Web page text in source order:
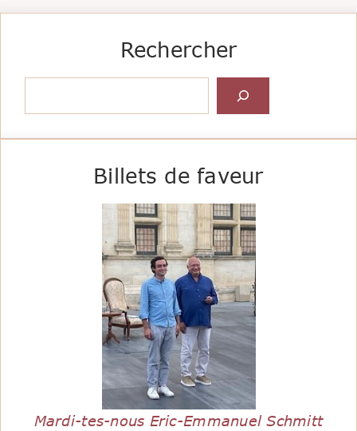
Rechercher
Billets de faveur
Mardi-tes-nous Eric-Emmanuel Schmitt